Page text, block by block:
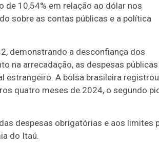
de 10,54% em relação ao dólar nos
sobre as contas públicas e a política
demonstrando a desconfiança dos
na arrecadação, as despesas públicas
estrangeiro. A bolsa brasileira registrou
quatro meses de 2024, o segundo
despesas obrigatórias e aos limites
do Itaú.